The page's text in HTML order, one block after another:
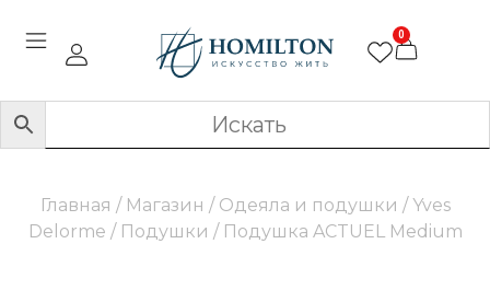
0
Главная / Магазин / Одеяла и подушки / Yves
Delorme / Подушки / Подушка ACTUEL Medium